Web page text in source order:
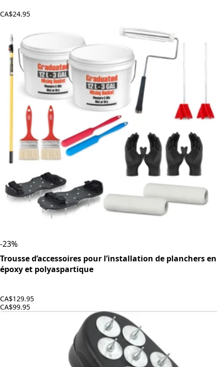
CA$24.95
-23%
Trousse d’accessoires pour l’installation de planchers en
époxy et polyaspartique
CA$129.95
CA$99.95